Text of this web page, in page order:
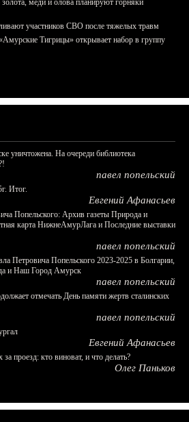
меди и олова планируют горняки
участников СВО после тяжелых травм
Тигрицы» открывает набор в группу
уничтожена. На очереди библиотека
павел попельский
Итог.
Евгений Афанасьев
Попельского: Архив газеты Природа и
карта НижнеАмурЛага и Последние выставки
павел попельский
Петровича Попельского 2023-2025 в Болгарии,
и Наш Город Амурск
павел попельский
отмечать День памяти жертв сталинских
павел попельский
Евгений Афанасьев
проезд: кто виноват, и что делать?
Олег Паньков